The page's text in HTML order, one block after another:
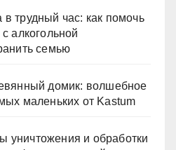
трудный час: как помочь
алкогольной
семью
домик: волшебное
маленьких от Kastum
и обработки